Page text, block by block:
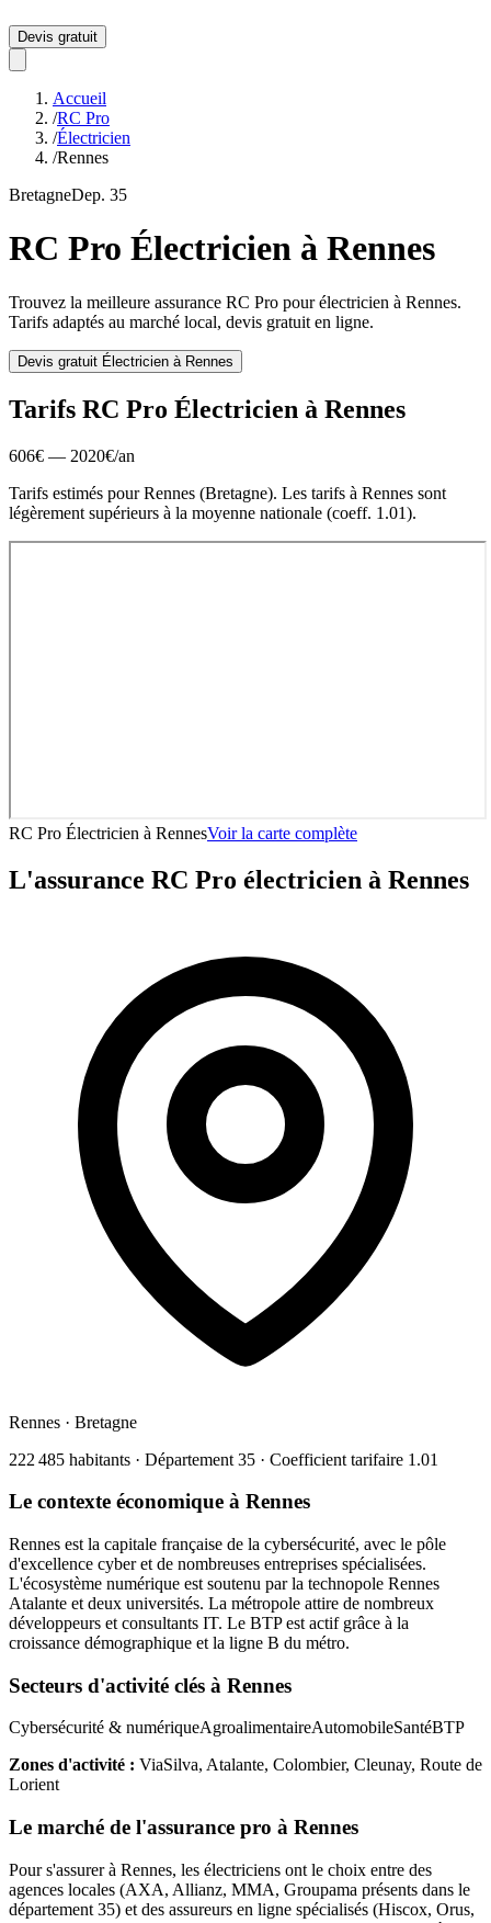
Devis gratuit
Accueil
/RC Pro
/Électricien
/Rennes
BretagneDep. 35
RC Pro Électricien à Rennes
Trouvez la meilleure assurance RC Pro pourélectricien à Rennes.
Tarifs adaptés au marché local, devis gratuit en ligne.
Devis gratuit Électricien à Rennes
Tarifs RC Pro Électricien à Rennes
606€ — 2020€/an
Tarifs estimés pourRennes (Bretagne). Les tarifs à Rennes sont
légèrement supérieurs à la moyenne nationale (coeff. 1.01).
RC Pro Électricien à RennesVoir la carte complète
L'assurance RC Pro électricien à Rennes
Rennes · Bretagne
222 485 habitants · Département 35 · Coefficient tarifaire 1.01
Le contexte économique à Rennes
Rennes est la capitale française de la cybersécurité, avec le pôle
d'excellence cyber et de nombreuses entreprises spécialisées.
L'écosystème numérique est soutenu par la technopole Rennes
Atalante et deux universités. La métropole attire de nombreux
développeurs et consultants IT. Le BTP est actif grâce à la
croissance démographique et la ligne B du métro.
Secteurs d'activité clés à Rennes
Cybersécurité & numériqueAgroalimentaireAutomobileSantéBTP
Zones d'activité : ViaSilva, Atalante, Colombier, Cleunay, Route de
Lorient
Le marché de l'assurance pro à Rennes
Pour s'assurer à Rennes, les électriciens ont le choix entre des
agences locales (AXA, Allianz, MMA, Groupama présents dans le
département 35) et des assureurs en ligne spécialisés (Hiscox, Orus,